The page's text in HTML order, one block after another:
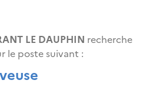
LE DAUPHIN recherche
le poste suivant :